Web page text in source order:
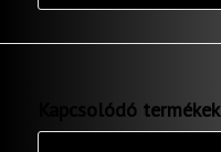
Kapcsolódó termékek